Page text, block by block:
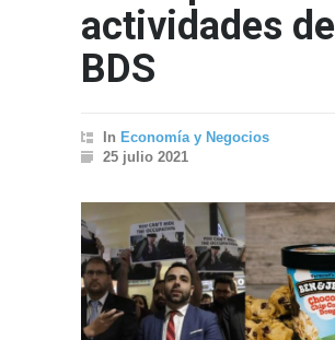
actividades de
BDS
In Economía y Negocios
25 julio 2021